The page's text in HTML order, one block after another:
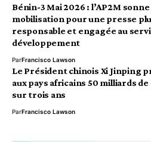
Bénin-3 Mai 2026 : l’AP2M sonne
mobilisation pour une presse
responsable et engagée au
développement
ParFrancisco Lawson
Le Président chinois Xi Jinping
aux pays africains 50 milliards de
sur trois ans
ParFrancisco Lawson